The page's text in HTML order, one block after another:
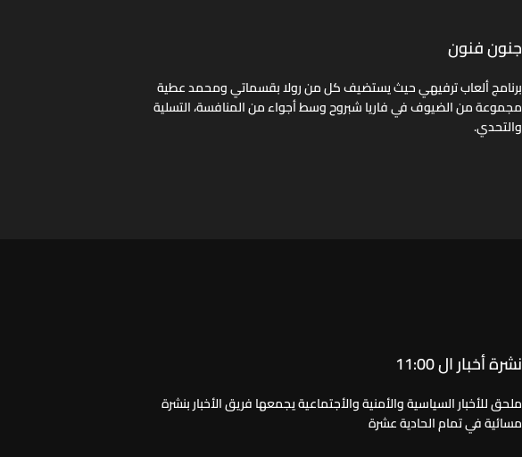
جنون فنون
برنامج ألعاب ترفيهي حيث يستضيف كل من رولا بقسماتي ومحمد عطية
مجموعة من الضيوف في فاريا شبروح وسط أجواء من المنافسة، التسلية
والتحدي.
نشرة أخبار ال 11:00
ملحق للأخبار السياسية والأمنية والأجتماعية يجمعها فريق الأخبار بنشرة
مسائية في تمام الحادية عشرة